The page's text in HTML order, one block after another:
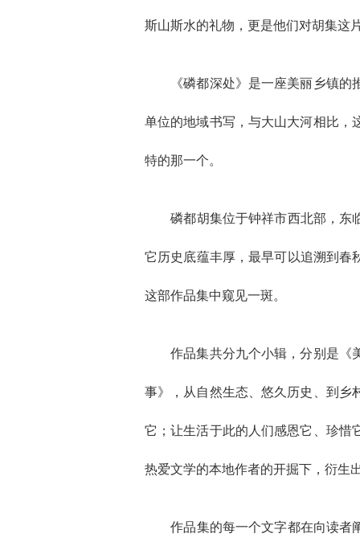
斯山斯水的礼物，更是他们对胡集这
《磷都深处》是一座美丽乡镇的推
单位的地域书写，与大山大河相比，
特的那一个。
磷都胡集位于钟祥市西北部，东临
它历史底蕴丰厚，最早可以追溯到春
这部作品集中窥见一斑。
作品集共分九个小辑，分别是《美
事》，从自然生态、悠久历史、到乡
它；让生活于此的人们感恩它、珍惜
热爱文学的本地作者的开掘下，衍生
作品集的每一个文字都在向读者阐